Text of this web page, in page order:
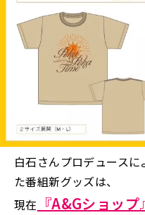
白石さんプロデュース
た番組新グッズは、
現在 『A&Gショップ』